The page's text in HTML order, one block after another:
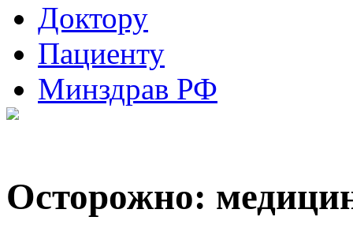
Доктору
Пациенту
Минздрав РФ
Осторожно: